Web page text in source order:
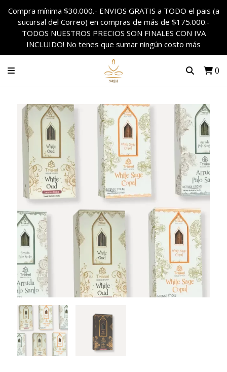
Compra mínima $30.000.- ENVIOS GRATIS a TODO el pais (a
sucursal del Correo) en compras de más de $175.000.-
TODOS NUESTROS PRECIOS SON FINALES CON IVA
INCLUIDO! No tenes que sumar ningún costo más
0